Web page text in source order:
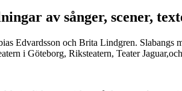
av sånger, scener,
Edvardsson och Brita Lindgren.
i Göteborg, Riksteatern, Teater